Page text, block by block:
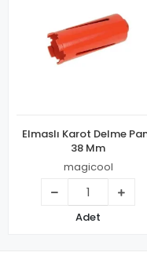
Elmaslı Karot Delme
38 Mm
magicool
Adet